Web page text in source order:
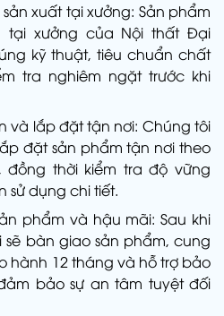
xuất tại xưởng: Sản phẩm
tại xưởng của Nội thất Đại
kỹ thuật, tiêu chuẩn chất
tra nghiêm ngặt trước khi
và lắp đặt tận nơi: Chúng tôi
đặt sản phẩm tận nơi theo
thời kiểm tra độ vững
sử dụng chi tiết.
phẩm và hậu mãi: Sau khi
bàn giao sản phẩm, cung
hành 12 tháng và hỗ trợ bảo
bảo sự an tâm tuyệt đối